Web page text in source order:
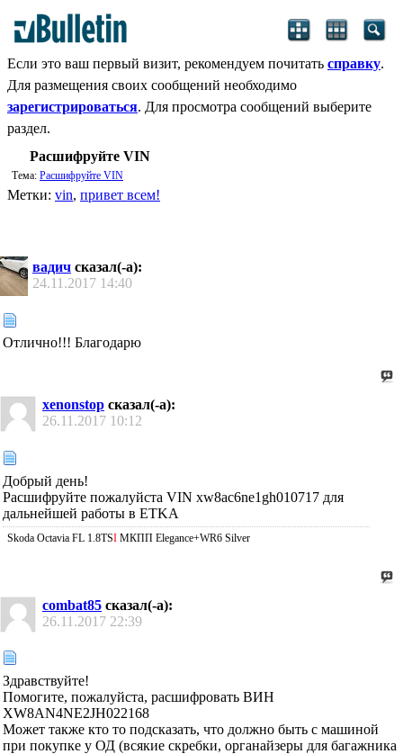
Если это ваш первый визит, рекомендуем почитать справку.
Для размещения своих сообщений необходимо
зарегистрироваться. Для просмотра сообщений выберите
раздел.
Расшифруйте VIN
Тема: Расшифруйте VIN
Метки: vin, привет всем!
вадич сказал(-а):
24.11.2017 14:40
Отлично!!! Благодарю
xenonstop сказал(-а):
26.11.2017 10:12
Добрый день!
Расшифруйте пожалуйста VIN xw8ac6ne1gh010717 для
дальнейшей работы в ETKA
Skoda Octavia FL 1.8TSI МКПП Elegance+WR6 Silver
combat85 сказал(-а):
26.11.2017 22:39
Здравствуйте!
Помогите, пожалуйста, расшифровать ВИН
XW8AN4NE2JH022168
Может также кто то подсказать, что должно быть с машиной
при покупке у ОД (всякие скребки, органайзеры для багажника